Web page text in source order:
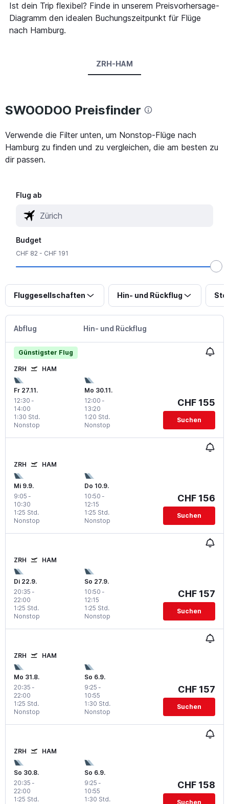
Ist dein Trip flexibel? Finde in unserem Preisvorhersage-
Diagramm den idealen Buchungszeitpunkt für Flüge
nach Hamburg.
ZRH-HAM
SWOODOO Preisfinder
Verwende die Filter unten, um Nonstop-Flüge nach
Hamburg zu finden und zu vergleichen, die am besten zu
dir passen.
Flug ab
Budget
CHF 82 - CHF 191
Fluggesellschaften Hin- und Rückflug
Abflug Hin- und Rückflug
Günstigster Flug
ZRH HAM
Fr 27.11.
12:30 -
14:00
Nonstop
1:30 Std.
Mo 30.11.
12:00 -
13:20
Nonstop
1:20 Std.
CHF 155
Suchen
ZRH HAM
Mi 9.9.
9:05 -
10:30
Nonstop
1:25 Std.
Do 10.9.
10:50 -
12:15
Nonstop
1:25 Std.
CHF 156
Suchen
ZRH HAM
Di 22.9.
20:35 -
22:00
Nonstop
1:25 Std.
So 27.9.
10:50 -
12:15
Nonstop
1:25 Std.
CHF 157
Suchen
ZRH HAM
Mo 31.8.
20:35 -
22:00
Nonstop
1:25 Std.
So 6.9.
9:25 -
10:55
Nonstop
1:30 Std.
CHF 157
Suchen
ZRH HAM
So 30.8.
20:35 -
22:00
1:25 Std.
So 6.9.
9:25 -
10:55
1:30 Std.
CHF 158
Suchen